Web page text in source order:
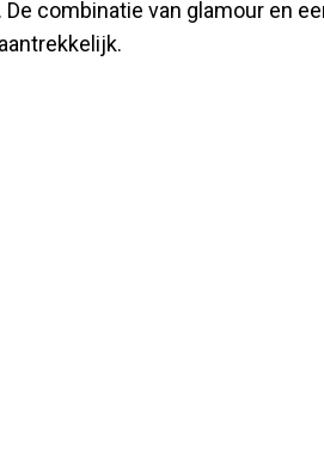
combinatie van glamour en